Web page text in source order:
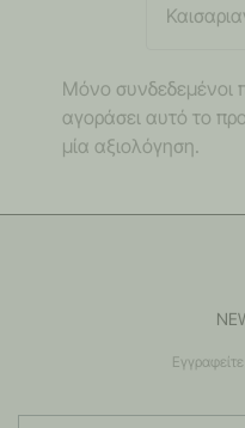
Μόνο συνδεδεμένοι
αγοράσει αυτό το
μία αξιολόγηση.